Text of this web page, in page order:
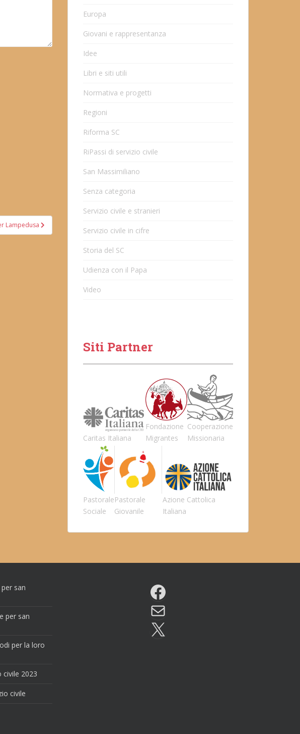
Lampedusa
Europa
Giovani e rappresentanza
Idee
Libri e siti utili
Normativa e progetti
Regioni
Riforma SC
RiPassi di servizio civile
San Massimiliano
Senza categoria
Servizio civile e stranieri
Servizio civile in cifre
Storia del SC
Udienza con il Papa
Video
Siti Partner
Caritas Italiana
Fondazione
Migrantes
Cooperazione
Missionaria
Pastorale
Sociale
Pastorale
Giovanile
Azione Cattolica
Italiana
san
per san
per la loro
civile 2023
civile
Facebook
Email
X